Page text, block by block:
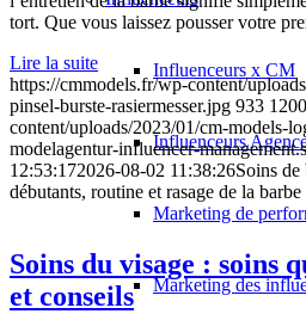
Influenceurs x CM
Influenceurs
Marketing de
Marketing des
tort. Que vous laissez pousser votre
Lire la suite
https://cmmodels.fr/wp-content/
pinsel-burste-rasiermesser.jpg 933 1200
content/uploads/2023/01/cm-models-
modelagentur-influencer-
12:53:172026-08-02 11:38:26Soins de
débutants, routine et rasage de la barbe
Soins du visage : soins
et conseils